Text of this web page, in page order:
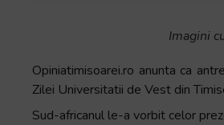
Imagini
Opiniatimisoarei.ro anunta ca
Zilei Universitatii de Vest din
Sud-africanul le-a vorbit celor